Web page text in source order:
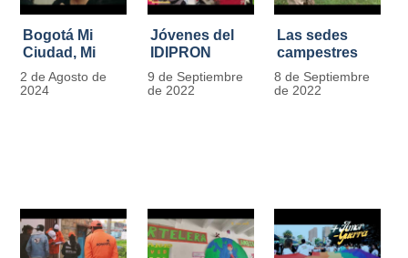
Bogotá Mi
Ciudad, Mi
Casa
2 de Agosto de
2024
Jóvenes del
IDIPRON
restauraron
más de 13.000
9 de Septiembre
de 2022
Las sedes
campestres
de IDIPRON
se convierten
8 de Septiembre
de 2022